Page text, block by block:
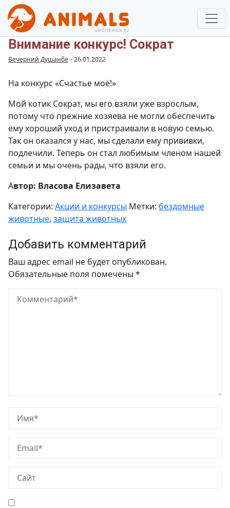
Внимание конкурс! Сократ
Вечерний Душанбе -26.01.2022
На конкурс «Счастье моё!»
Мой котик Сократ, мы его взяли уже взрослым,
потому что прежние хозяева не могли обеспечить
ему хороший уход и пристраивали в новую семью.
Так он оказался у нас, мы сделали ему прививки,
подлечили. Теперь он стал любимым членом нашей
семьи и мы очень рады, что взяли его.
Автор: Власова Елизавета
Категории: Акции и конкурсы Метки: бездомные
животные, защита животных
Добавить комментарий
Ваш адрес email не будет опубликован.
Обязательные поля помечены *